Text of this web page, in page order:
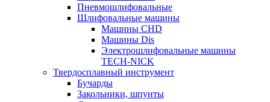
Пневмошлифовальные
Шлифовальные машины
Машины CHD
Машины Dis
Электрошлифовальные машины
TECH-NICK
Твердосплавный инструмент
Бучарды
Закольники, шпунты